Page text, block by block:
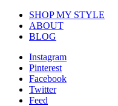
SHOP MY STYLE
ABOUT
BLOG
Instagram
Pinterest
Facebook
Twitter
Feed